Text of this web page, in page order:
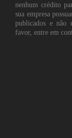
nenhum crédito
sua empresa
publicados e não
favor, entre em